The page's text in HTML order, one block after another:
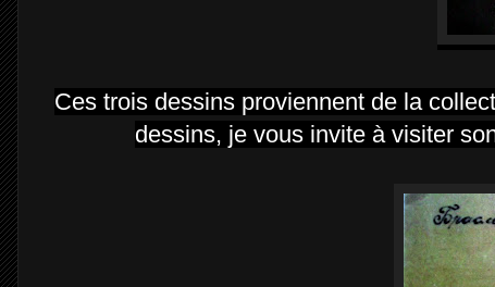
Ces trois dessins proviennent de la
dessins, je vous invite à visiter